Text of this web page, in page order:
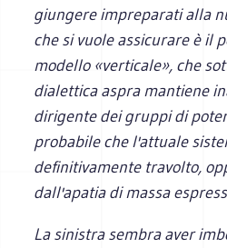
giungere impreparati alla
che si vuole assicurare è il
modello «verticale», che
dialettica aspra mantiene
dirigente dei gruppi di
probabile che l'attuale
definitivamente travolto,
dall'apatia di massa
La sinistra sembra aver